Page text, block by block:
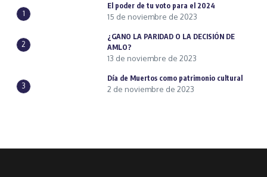
1
El poder de tu voto para el 2024
15 de noviembre de 2023
2
¿GANO LA PARIDAD O LA DECISIÓN DE
AMLO?
13 de noviembre de 2023
3
Día de Muertos como patrimonio cultural
2 de noviembre de 2023